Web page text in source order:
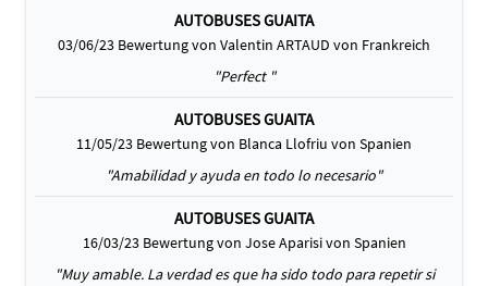
AUTOBUSES GUAITA
03/06/23 Bewertung von Valentin ARTAUD von Frankreich
"Perfect "
AUTOBUSES GUAITA
11/05/23 Bewertung von Blanca Llofriu von Spanien
"Amabilidad y ayuda en todo lo necesario"
AUTOBUSES GUAITA
16/03/23 Bewertung von Jose Aparisi von Spanien
"Muy amable. La verdad es que ha sido todo para repetir si